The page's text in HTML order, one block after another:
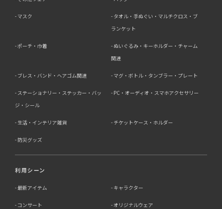
マスク
タオル・手ぬぐい・マルチクロス・ブ
ランケット
ポーチ・巾着
ぬいぐるみ・キーホルダー・チャーム
関連
ブレス・バンド・ヘアゴム関連 マグ・ボトル・タンブラー・プレート
ステーショナリー・ステッカー・バッ
ジ・シール
PC・オーディオ・スマホアクセサリー
生活・インテリア雑貨 チケットケース・ホルダー
防災グッズ
利用シーン
最新アイテム キャラクター
コンサート オリジナルウェア